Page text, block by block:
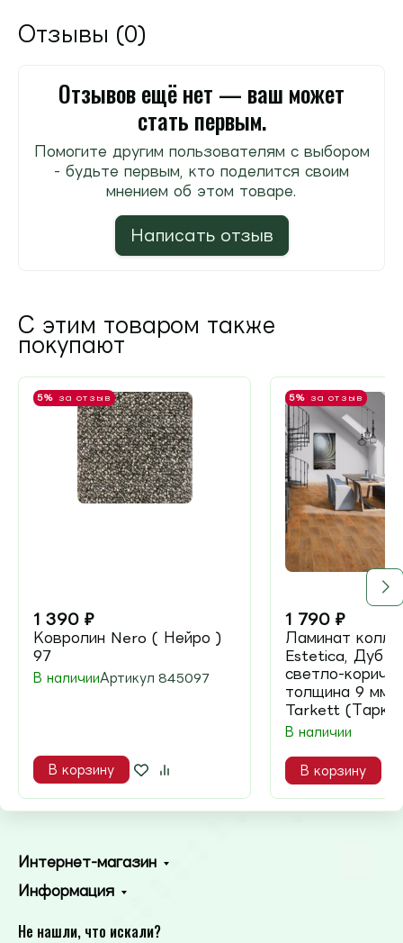
Отзывы (0)
Отзывов ещё нет — ваш может
стать первым.
Помогите другим пользователям с выбором
- будьте первым, кто поделится своим
мнением об этом товаре.
Написать отзыв
С этим товаром также
покупают
5% за отзыв
1 390 ₽
Ковролин Nero ( Нейро )
97
В наличииАртикул 845097
В корзину
5% за отзыв
1 790 ₽
Ламинат
Estetica, Дуб
светло-
толщина 9 мм,
Tarkett
В наличии
В корзину
Интернет-магазин
Информация
Не нашли, что искали?